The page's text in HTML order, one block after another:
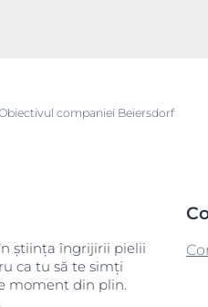
companiei Beiersdorf
știința îngrijirii pielii
ca tu să te simți
moment din plin.